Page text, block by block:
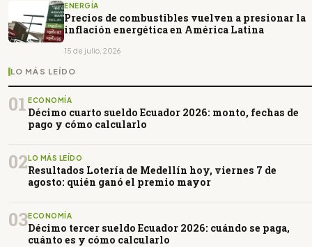
ENERGÍA
Precios de combustibles vuelven a presionar la
inflación energética en América Latina
15 de julio, 2026
LO MÁS LEÍDO
01 ECONOMÍA
Décimo cuarto sueldo Ecuador 2026: monto, fechas de
pago y cómo calcularlo
02LO MÁS LEÍDO
Resultados Lotería de Medellín hoy, viernes 7 de
agosto: quién ganó el premio mayor
03ECONOMÍA
Décimo tercer sueldo Ecuador 2026: cuándo se paga,
cuánto es y cómo calcularlo